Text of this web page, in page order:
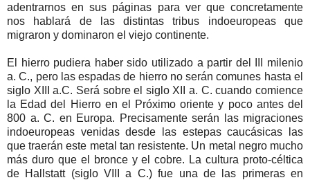
adentrarnos en sus páginas para ver que concretamente
nos hablará de las distintas tribus indoeuropeas que
migraron y dominaron el viejo continente.
El hierro pudiera haber sido utilizado a partir del III milenio
a. C., pero las espadas de hierro no serán comunes hasta el
siglo XIII a.C. Será sobre el siglo XII a. C. cuando comience
la Edad del Hierro en el Próximo oriente y poco antes del
800 a. C. en Europa. Precisamente serán las migraciones
indoeuropeas venidas desde las estepas caucásicas las
que traerán este metal tan resistente. Un metal negro mucho
más duro que el bronce y el cobre. La cultura proto-céltica
de Hallstatt (siglo VIII a C.) fue una de las primeras en